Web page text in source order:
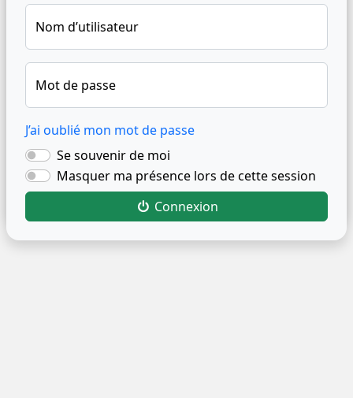
Nom d’utilisateur
Mot de passe
J’ai oublié mon mot de passe
Se souvenir de moi
Masquer ma présence lors de cette session
Connexion